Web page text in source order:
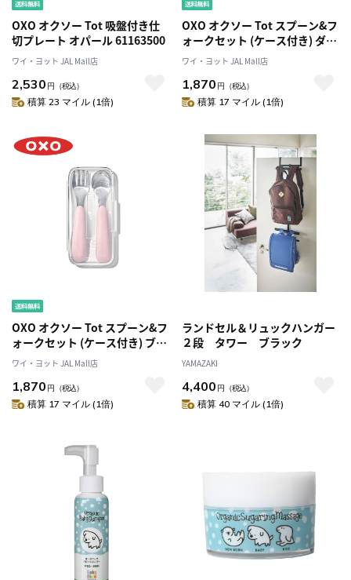
OXO オクソー Tot 吸盤付き仕
切プレート オパール 61163500
ワイ・ヨット JAL Mall店
2,530 円 （税込）
積算 23 マイル (1倍)
OXO オクソー Tot スプーン&フ
ォークセット (ケース付き) ダス
ク 61165100
ワイ・ヨット JAL Mall店
1,870 円 （税込）
積算 17 マイル (1倍)
OXO オクソー Tot スプーン&フ
ォークセット (ケース付き) ブロ
ッサム 61165200
ワイ・ヨット JAL Mall店
1,870 円 （税込）
積算 17 マイル (1倍)
ランドセル＆リュックハンガー
２段 タワー ブラック
YAMAZAKI
4,400 円 （税込）
積算 40 マイル (1倍)